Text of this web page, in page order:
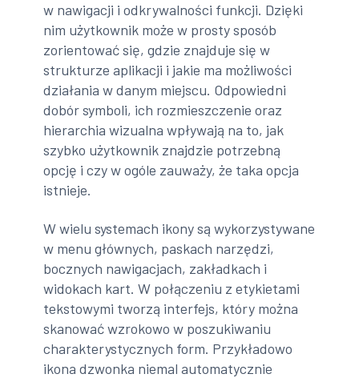
w nawigacji i odkrywalności funkcji. Dzięki
nim użytkownik może w prosty sposób
zorientować się, gdzie znajduje się w
strukturze aplikacji i jakie ma możliwości
działania w danym miejscu. Odpowiedni
dobór symboli, ich rozmieszczenie oraz
hierarchia wizualna wpływają na to, jak
szybko użytkownik znajdzie potrzebną
opcję i czy w ogóle zauważy, że taka opcja
istnieje.
W wielu systemach ikony są wykorzystywane
w menu głównych, paskach narzędzi,
bocznych nawigacjach, zakładkach i
widokach kart. W połączeniu z etykietami
tekstowymi tworzą interfejs, który można
skanować wzrokowo w poszukiwaniu
charakterystycznych form. Przykładowo
ikona dzwonka niemal automatycznie